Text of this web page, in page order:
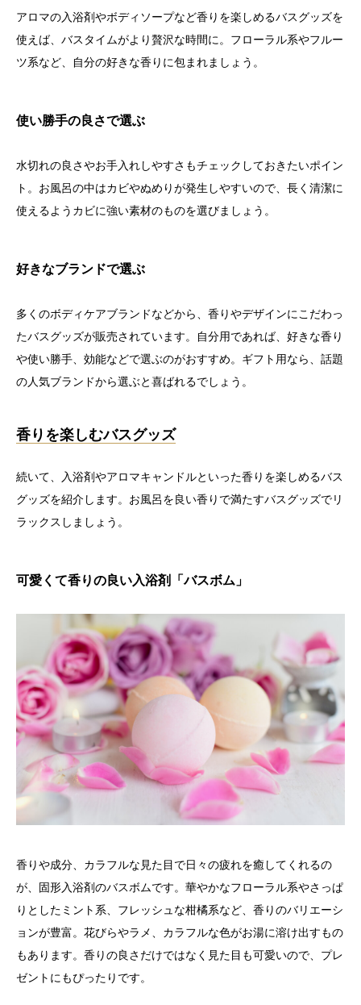
アロマの入浴剤やボディソープなど香りを楽しめるバスグッズを
使えば、バスタイムがより贅沢な時間に。フローラル系やフルー
ツ系など、自分の好きな香りに包まれましょう。
使い勝手の良さで選ぶ
水切れの良さやお手入れしやすさもチェックしておきたいポイン
ト。お風呂の中はカビやぬめりが発生しやすいので、長く清潔に
使えるようカビに強い素材のものを選びましょう。
好きなブランドで選ぶ
多くのボディケアブランドなどから、香りやデザインにこだわっ
たバスグッズが販売されています。自分用であれば、好きな香り
や使い勝手、効能などで選ぶのがおすすめ。ギフト用なら、話題
の人気ブランドから選ぶと喜ばれるでしょう。
香りを楽しむバスグッズ
続いて、入浴剤やアロマキャンドルといった香りを楽しめるバス
グッズを紹介します。お風呂を良い香りで満たすバスグッズでリ
ラックスしましょう。
可愛くて香りの良い入浴剤「バスボム」
香りや成分、カラフルな見た目で日々の疲れを癒してくれるの
が、固形入浴剤のバスボムです。華やかなフローラル系やさっぱ
りとしたミント系、フレッシュな柑橘系など、香りのバリエーシ
ョンが豊富。花びらやラメ、カラフルな色がお湯に溶け出すもの
もあります。香りの良さだけではなく見た目も可愛いので、プレ
ゼントにもぴったりです。